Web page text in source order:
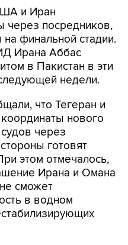
и Иран
через посредников,
на финальной стадии.
Ирана Аббас
в Пакистан в эти
недели.
что Тегеран и
нового
через
готовят
этом отмечалось,
Ирана и Омана
сможет
в водном